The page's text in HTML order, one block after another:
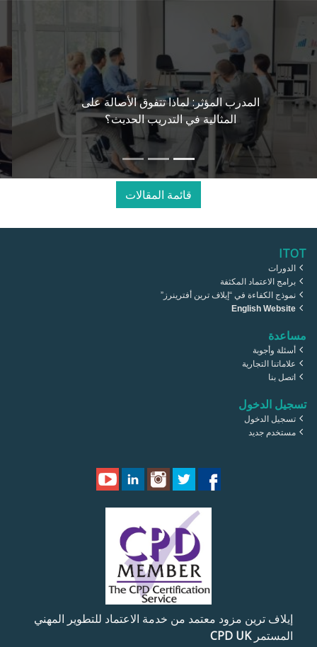
ما وراء الشرح والعرض: كيف تدمج نماذج
"كولب" و"هيرمان" وفورمات لتصميم تجربة
تعلم ناجحة
قائمة المقالات
ITOT
الدورات
برامج الاعتماد المكثفة
نموذج الكفاءة في “إيلاف ترين أفترينرز”
English Website
مساعدة
أسئلة وأجوبة
علاماتنا التجارية
اتصل بنا
تسجيل الدخول
تسجيل الدخول
مستخدم جديد
إيلاف ترين مزود معتمد من خدمة الاعتماد للتطوير المهني
المستمرCPD UK